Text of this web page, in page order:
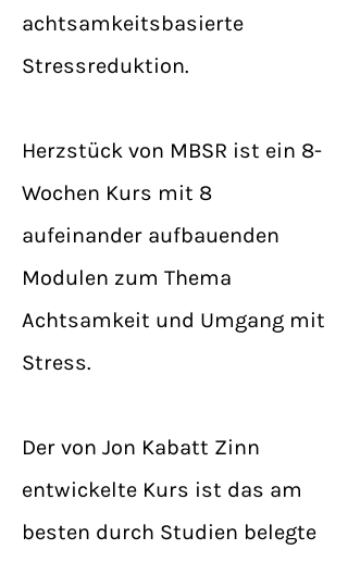
achtsamkeitsbasierte
Stressreduktion.
Herzstück von MBSR ist ein 8-
Wochen Kurs mit 8
aufeinander aufbauenden
Modulen zum Thema
Achtsamkeit und Umgang mit
Stress.
Der von Jon Kabatt Zinn
entwickelte Kurs ist das am
besten durch Studien belegte